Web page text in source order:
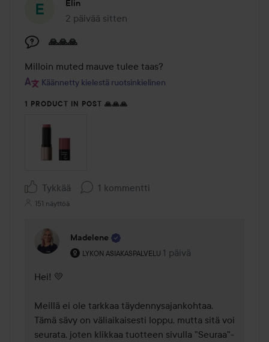
Elin
2 päivää sitten
Viesti luotiin 2 päivää sitten
🙏🙏🙏
Milloin muted mauve tulee taas?
Käännetty kielestä ruotsinkielinen
1 PRODUCT IN POST 🙏🙏🙏
Tykkää 1 kommentti
151 näyttöä
Madelene
LYKON ASIAKASPALVELU
Käyttäjän rooli: Lykon asiakaspalvelu .
1 päivä
Kommentti lisättiin 1
Hei! 💛
Meillä ei ole tarkkaa täydennysajankohtaa.
Tämä sävy on väliaikaisesti loppu, mutta sitä voi
seurata, joten klikkaa tuotteen sivulla "Seuraa"-